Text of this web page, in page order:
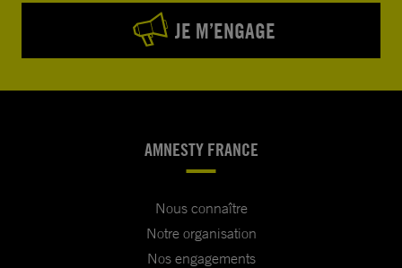
JE M’ENGAGE
AMNESTY FRANCE
Nous connaître
Notre organisation
Nos engagements